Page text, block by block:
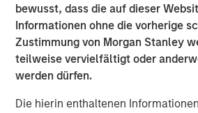
bewusst, dass die auf dieser
Informationen ohne die vorherige
Zustimmung von Morgan Stanley
teilweise vervielfältigt oder
werden dürfen.
Die hierin enthaltenen
The Authors